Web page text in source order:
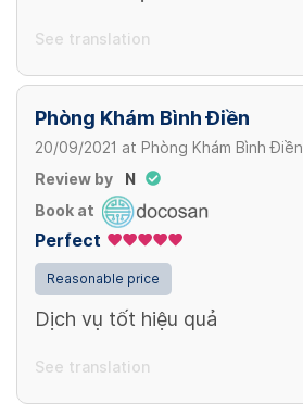
See translation
Phòng Khám Bình Điền
20/09/2021 at Phòng Khám Bình Điền
Review by
N
Book at
Perfect
Reasonable price
Dịch vụ tốt hiệu quả
See translation